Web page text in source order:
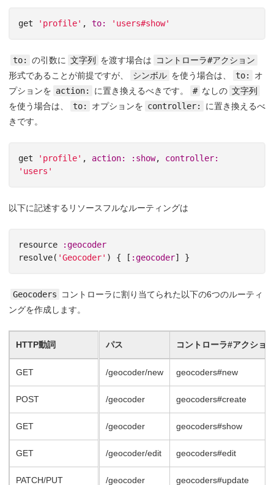
get 'profile' , to: 'users#show'
to: の引数に 文字列 を渡す場合は
コントローラ#アクション
形式であることが前提ですが、
シンボル を使う場合は、 to:
オ
プションを action: に置き換えるべきです。 # なしの 文字列
を使う場合は、
to: オプションを controller:
に置き換えるべ
きです。
get 'profile' , action: :show,
'users'
以下に記述するリソースフルなルーティングは
resource
:geocoder
resolve( 'Geocoder' ) { [ :geocoder] }
Geocoders
コントローラに割り当てられた以下の6つのルーティ
ングを作成します。
パス コントローラ#アクショ
/geocoder/new geocoders#new
/geocoder geocoders#create
/geocoder geocoders#show
/geocoder/edit geocoders#edit
/geocoder geocoders#update
HTTP動詞
GET
POST
GET
GET
PATCH/PUT